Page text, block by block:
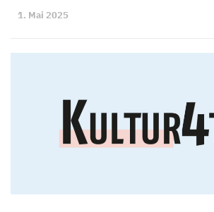
1. Mai 2025